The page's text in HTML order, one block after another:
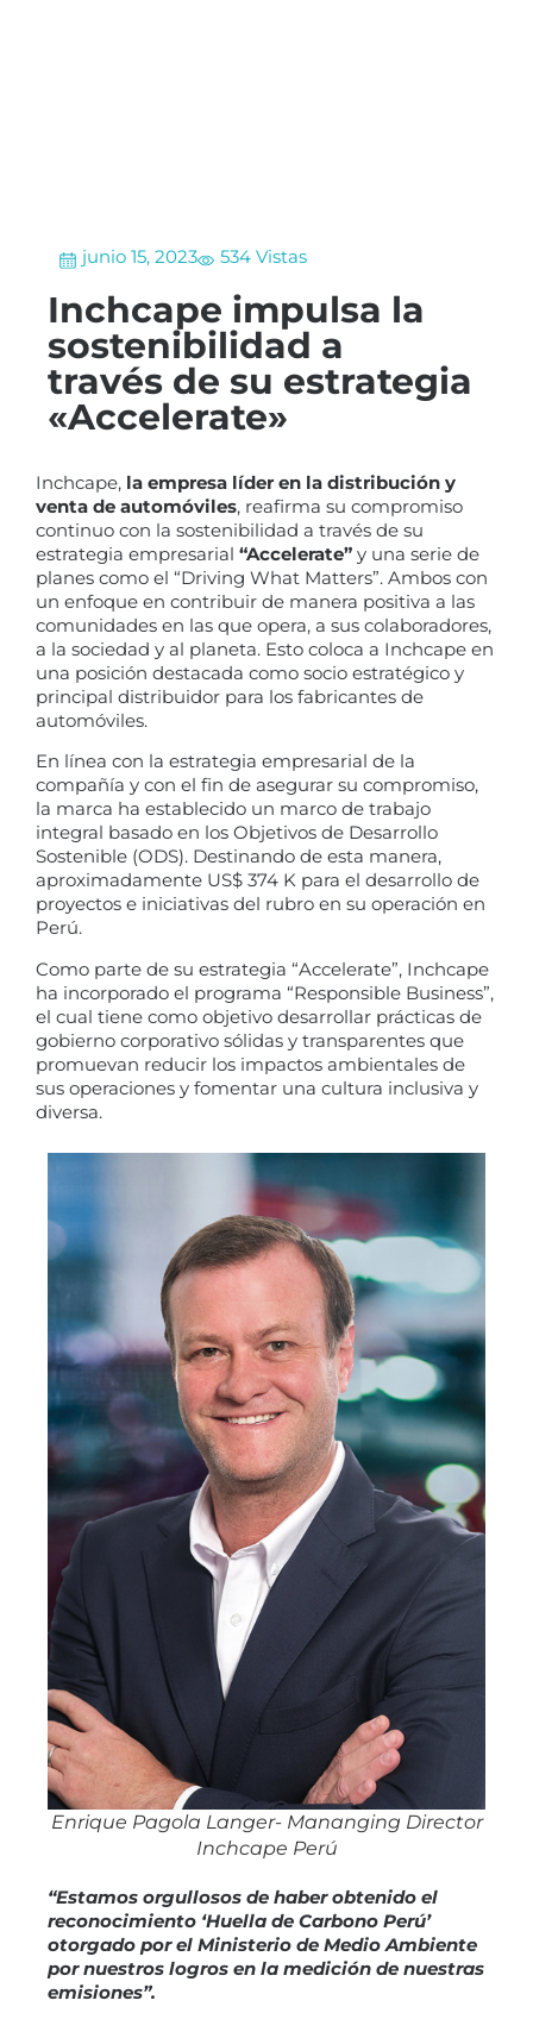
junio 15, 2023 534 Vistas
Inchcape impulsa la
sostenibilidad a
través de su estrategia
«Accelerate»
Inchcape, la empresa líder en la distribución y
venta de automóviles, reafirma su compromiso
continuo con la sostenibilidad a través de su
estrategia empresarial “Accelerate” y una serie de
planes como el “Driving What Matters”. Ambos con
un enfoque en contribuir de manera positiva a las
comunidades en las que opera, a sus colaboradores,
a la sociedad y al planeta. Esto coloca a Inchcape en
una posición destacada como socio estratégico y
principal distribuidor para los fabricantes de
automóviles.
En línea con la estrategia empresarial de la
compañía y con el fin de asegurar su compromiso,
la marca ha establecido un marco de trabajo
integral basado en los Objetivos de Desarrollo
Sostenible (ODS). Destinando de esta manera,
aproximadamente US$ 374 K para el desarrollo de
proyectos e iniciativas del rubro en su operación en
Perú.
Como parte de su estrategia “Accelerate”, Inchcape
ha incorporado el programa “Responsible Business”,
el cual tiene como objetivo desarrollar prácticas de
gobierno corporativo sólidas y transparentes que
promuevan reducir los impactos ambientales de
sus operaciones y fomentar una cultura inclusiva y
diversa.
Enrique Pagola Langer- Mananging Director
Inchcape Perú
“Estamos orgullosos de haber obtenido el
reconocimiento ‘Huella de Carbono Perú’
otorgado por el Ministerio de Medio Ambiente
por nuestros logros en la medición de nuestras
emisiones”.